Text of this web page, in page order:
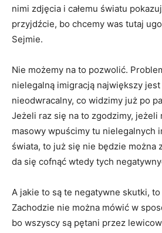
nimi zdjęcia i całemu światu
przyjdźcie, bo chcemy was tutaj
Sejmie.
Nie możemy na to pozwolić.
nielegalną imigracją największy
nieodwracalny, co widzimy już po
Jeżeli raz się na to zgodzimy, jeżeli
masowy wpuścimy tu nielegalnych
świata, to już się nie będzie można
da się cofnąć wtedy tych
A jakie to są te negatywne skutki,
Zachodzie nie można mówić w
bo wszyscy są pętani przez